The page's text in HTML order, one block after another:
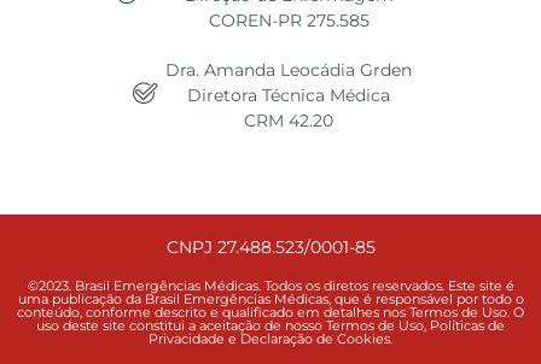
COREN-PR 275.585
Dra. Amanda Leocádia Grden
Diretora Técnica Médica
CRM 42.20
CNPJ 27.488.523/0001-85
©2023. Brasil Emergências Médicas. Todos os diretos reservados. Este site é
uma publicação da Brasil Emergências Médicas, que é responsável por todo o
conteúdo, conforme descrito e qualificado em detalhes nos Termos de Uso. O
uso deste site constitui a aceitação de nosso Termos de Uso, Políticas de
Privacidade e Declaração de Cookies.